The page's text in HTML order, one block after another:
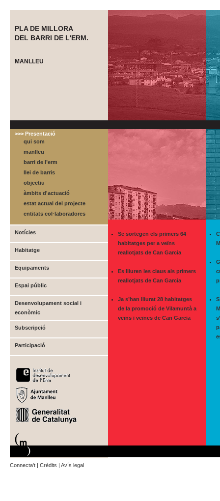
PLA DE MILLORA
DEL BARRI DE L'ERM.
MANLLEU
>>> Presentació
qui som
manlleu
barri de l’erm
llei de barris
objectiu
àmbits d'actuació
estat actual del projecte
entitats col·laboradores
Notícies
Habitatge
Equipaments
Espai públic
Desenvolupament social i
econòmic
Subscripció
Participació
Se sortegen els primers 64
habitatges per a veïns
reallotjats de Can Garcia
Es lliuren les claus als primers
reallotjats de Can Garcia
Ja s’han lliurat 28 habitatges
de la promoció de Vilamuntà a
veïns i veïnes de Can Garcia
Connecta't | Crèdits | Avís legal